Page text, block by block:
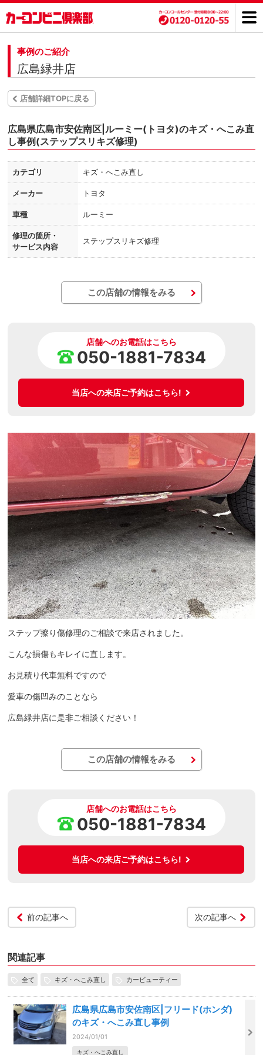
事例のご紹介
広島緑井店
店舗詳細TOPに戻る
広島県広島市安佐南区|ルーミー(トヨタ)のキズ・へこみ直
し事例(ステップスリキズ修理)
カテゴリ キズ・へこみ直し
メーカー トヨタ
車種 ルーミー
修理の箇所・
サービス内容
ステップスリキズ修理
この店舗の情報をみる
店舗へのお電話はこちら
050-1881-7834
当店への来店ご予約はこちら!
ステップ擦り傷修理のご相談で来店されました。
こんな損傷もキレイに直します。
お見積り代車無料ですので
愛車の傷凹みのことなら
広島緑井店に是非ご相談ください！
この店舗の情報をみる
店舗へのお電話はこちら
050-1881-7834
当店への来店ご予約はこちら!
前の記事へ 次の記事へ
関連記事
全て キズ・へこみ直し カービューティー
広島県広島市安佐南区|フリード(ホンダ)
のキズ・へこみ直し事例
2024/01/01
キズ・へこみ直し